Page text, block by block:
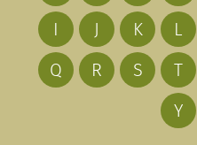
I
J K L
Q
R S T
Y